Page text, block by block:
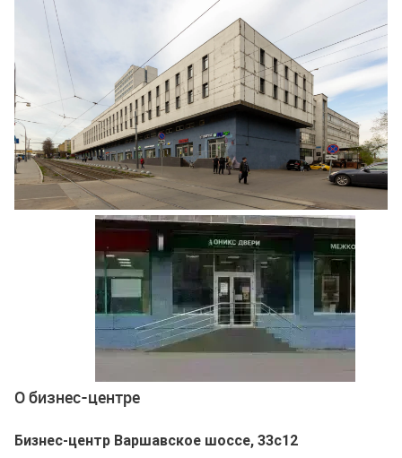
О бизнес-центре
Бизнес-центр Варшавское шоссе, 33с12